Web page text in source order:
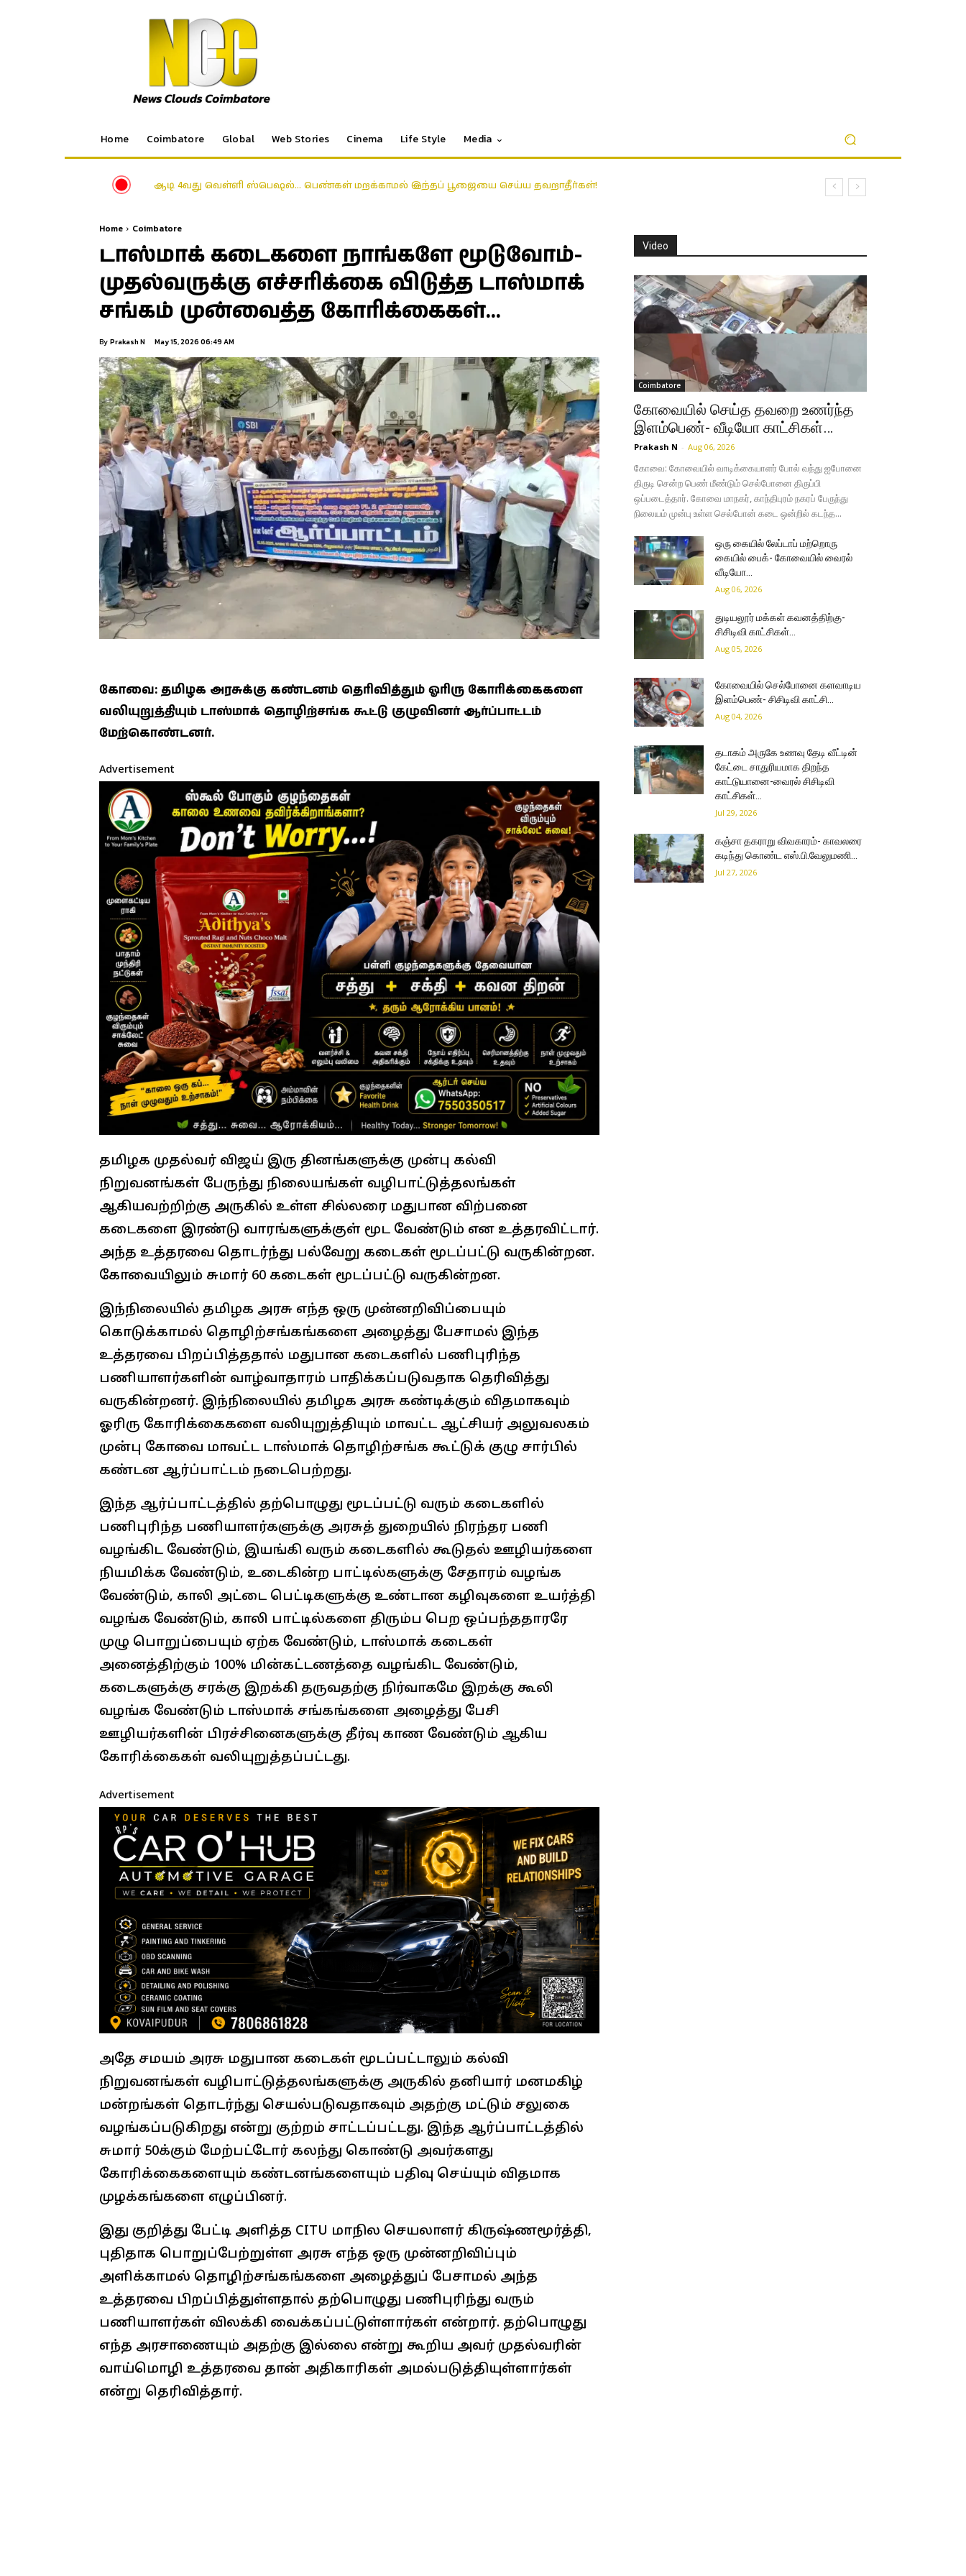
Home Coimbatore Global Web Stories Cinema Life Style Media
ஆடி 4வது வெள்ளி ஸ்பெஷல்… பெண்கள் மறக்காமல் இந்தப் பூஜையை செய்ய தவறாதீர்கள்!
Home Coimbatore
டாஸ்மாக் கடைகளை நாங்களே மூடுவோம்-
முதல்வருக்கு எச்சரிக்கை விடுத்த டாஸ்மாக்
சங்கம் முன்வைத்த கோரிக்கைகள்…
By Prakash N May 15, 2026 06:49 AM
கோவை: தமிழக அரசுக்கு கண்டனம் தெரிவித்தும் ஓரிரு கோரிக்கைகளை
வலியுறுத்தியும் டாஸ்மாக் தொழிற்சங்க கூட்டு குழுவினர் ஆர்ப்பாட்டம்
மேற்கொண்டனர்.
Advertisement
தமிழக முதல்வர் விஜய் இரு தினங்களுக்கு முன்பு கல்வி
நிறுவனங்கள் பேருந்து நிலையங்கள் வழிபாட்டுத்தலங்கள்
ஆகியவற்றிற்கு அருகில் உள்ள சில்லரை மதுபான விற்பனை
கடைகளை இரண்டு வாரங்களுக்குள் மூட வேண்டும் என உத்தரவிட்டார்.
அந்த உத்தரவை தொடர்ந்து பல்வேறு கடைகள் மூடப்பட்டு வருகின்றன.
கோவையிலும் சுமார் 60 கடைகள் மூடப்பட்டு வருகின்றன.
இந்நிலையில் தமிழக அரசு எந்த ஒரு முன்னறிவிப்பையும்
கொடுக்காமல் தொழிற்சங்கங்களை அழைத்து பேசாமல் இந்த
உத்தரவை பிறப்பித்ததால் மதுபான கடைகளில் பணிபுரிந்த
பணியாளர்களின் வாழ்வாதாரம் பாதிக்கப்படுவதாக தெரிவித்து
வருகின்றனர். இந்நிலையில் தமிழக அரசு கண்டிக்கும் விதமாகவும்
ஓரிரு கோரிக்கைகளை வலியுறுத்தியும் மாவட்ட ஆட்சியர் அலுவலகம்
முன்பு கோவை மாவட்ட டாஸ்மாக் தொழிற்சங்க கூட்டுக் குழு சார்பில்
கண்டன ஆர்ப்பாட்டம் நடைபெற்றது.
இந்த ஆர்ப்பாட்டத்தில் தற்பொழுது மூடப்பட்டு வரும் கடைகளில்
பணிபுரிந்த பணியாளர்களுக்கு அரசுத் துறையில் நிரந்தர பணி
வழங்கிட வேண்டும், இயங்கி வரும் கடைகளில் கூடுதல் ஊழியர்களை
நியமிக்க வேண்டும், உடைகின்ற பாட்டில்களுக்கு சேதாரம் வழங்க
வேண்டும், காலி அட்டை பெட்டிகளுக்கு உண்டான கழிவுகளை உயர்த்தி
வழங்க வேண்டும், காலி பாட்டில்களை திரும்ப பெற ஒப்பந்ததாரரே
முழு பொறுப்பையும் ஏற்க வேண்டும், டாஸ்மாக் கடைகள்
அனைத்திற்கும் 100% மின்கட்டணத்தை வழங்கிட வேண்டும்,
கடைகளுக்கு சரக்கு இறக்கி தருவதற்கு நிர்வாகமே இறக்கு கூலி
வழங்க வேண்டும் டாஸ்மாக் சங்கங்களை அழைத்து பேசி
ஊழியர்களின் பிரச்சினைகளுக்கு தீர்வு காண வேண்டும் ஆகிய
கோரிக்கைகள் வலியுறுத்தப்பட்டது.
Advertisement
அதே சமயம் அரசு மதுபான கடைகள் மூடப்பட்டாலும் கல்வி
நிறுவனங்கள் வழிபாட்டுத்தலங்களுக்கு அருகில் தனியார் மனமகிழ்
மன்றங்கள் தொடர்ந்து செயல்படுவதாகவும் அதற்கு மட்டும் சலுகை
வழங்கப்படுகிறது என்று குற்றம் சாட்டப்பட்டது. இந்த ஆர்ப்பாட்டத்தில்
சுமார் 50க்கும் மேற்பட்டோர் கலந்து கொண்டு அவர்களது
கோரிக்கைகளையும் கண்டனங்களையும் பதிவு செய்யும் விதமாக
முழக்கங்களை எழுப்பினர்.
இது குறித்து பேட்டி அளித்த CITU மாநில செயலாளர் கிருஷ்ணமூர்த்தி,
புதிதாக பொறுப்பேற்றுள்ள அரசு எந்த ஒரு முன்னறிவிப்பும்
அளிக்காமல் தொழிற்சங்கங்களை அழைத்துப் பேசாமல் அந்த
உத்தரவை பிறப்பித்துள்ளதால் தற்பொழுது பணிபுரிந்து வரும்
பணியாளர்கள் விலக்கி வைக்கப்பட்டுள்ளார்கள் என்றார். தற்பொழுது
எந்த அரசாணையும் அதற்கு இல்லை என்று கூறிய அவர் முதல்வரின்
வாய்மொழி உத்தரவை தான் அதிகாரிகள் அமல்படுத்தியுள்ளார்கள்
என்று தெரிவித்தார்.
Video
Coimbatore
கோவையில் செய்த தவறை உணர்ந்த
இளம்பெண்- வீடியோ காட்சிகள்…
Prakash N - Aug 06, 2026
கோவை: கோவையில் வாடிக்கையாளர் போல் வந்து ஐபோனை
திருடி சென்ற பெண் மீண்டும் செல்போனை திருப்பி
ஒப்படைத்தார். கோவை மாநகர், காந்திபுரம் நகரப் பேருந்து
நிலையம் முன்பு உள்ள செல்போன் கடை ஒன்றில் கடந்த...
ஒரு கையில் லேப்டாப் மற்றொரு
கையில் பைக்- கோவையில் வைரல்
வீடியோ…
Aug 06, 2026
துடியலூர் மக்கள் கவனத்திற்கு-
சிசிடிவி காட்சிகள்…
Aug 05, 2026
கோவையில் செல்போனை களவாடிய
இளம்பெண்- சிசிடிவி காட்சி…
Aug 04, 2026
தடாகம் அருகே உணவு தேடி வீட்டின்
கேட்டை சாதுரியமாக திறந்த
காட்டுயானை-வைரல் சிசிடிவி
காட்சிகள்…
Jul 29, 2026
கஞ்சா தகராறு விவகாரம்- காவலரை
கடிந்து கொண்ட எஸ்.பி.வேலுமணி…
Jul 27, 2026